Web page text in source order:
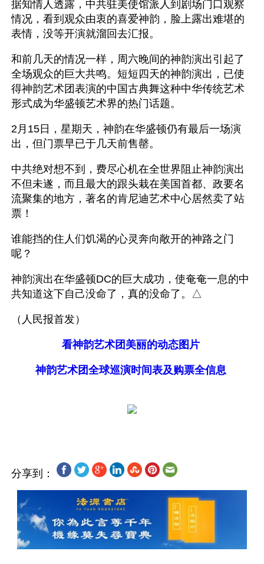
据知情人透露，中共驻美使馆派人到剧场门口观察
情况，看到观众由衷的喜爱神韵，脸上露出难堪的
表情，没等开演就溜回去汇报。
和前几天的情况一样，周六晚间的神韵演出引起了
全场观众的巨大共鸣。短短四天的神韵演出，已使
得神韵艺术团表演的中国古典舞这种中华传统艺术
形式成为华盛顿艺术界的热门话题。
2月15日，星期天，神韵在华盛顿仍有最后一场演
出，但门票早已于几天前售罄。
中共绝对想不到，费尽心机在全世界阻止神韵演出
不但未遂，而且最大的跟头栽在美国首都、政要名
流聚集的地方，著名的肯尼迪艺术中心居然卖了站
票！
谁能挡的住人们饥渴的心灵奔向敞开的神路之门
呢？
神韵演出在华盛顿DC的巨大成功，使奄奄一息的中
共知道这下自己没命了，真的没命了。△
（人民报首发）
看神韵艺术团美丽的动态图片
神韵艺术团全球巡演时间表及购票全信息
分享到：